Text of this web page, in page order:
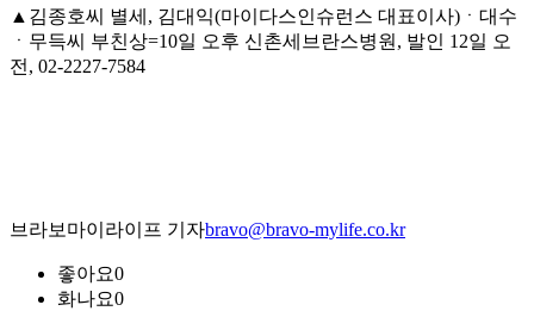
▲김종호씨 별세, 김대익(마이다스인슈런스 대표이사)ㆍ대수
ㆍ무득씨 부친상=10일 오후 신촌세브란스병원, 발인 12일 오
전, 02-2227-7584
브라보마이라이프 기자bravo@bravo-mylife.co.kr
좋아요0
화나요0